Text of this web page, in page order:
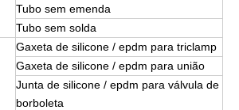
Tubo sem emenda
Tubo sem solda
Gaxeta de silicone / epdm para triclamp
Gaxeta de silicone / epdm para união
Junta de silicone / epdm para válvula de
borboleta